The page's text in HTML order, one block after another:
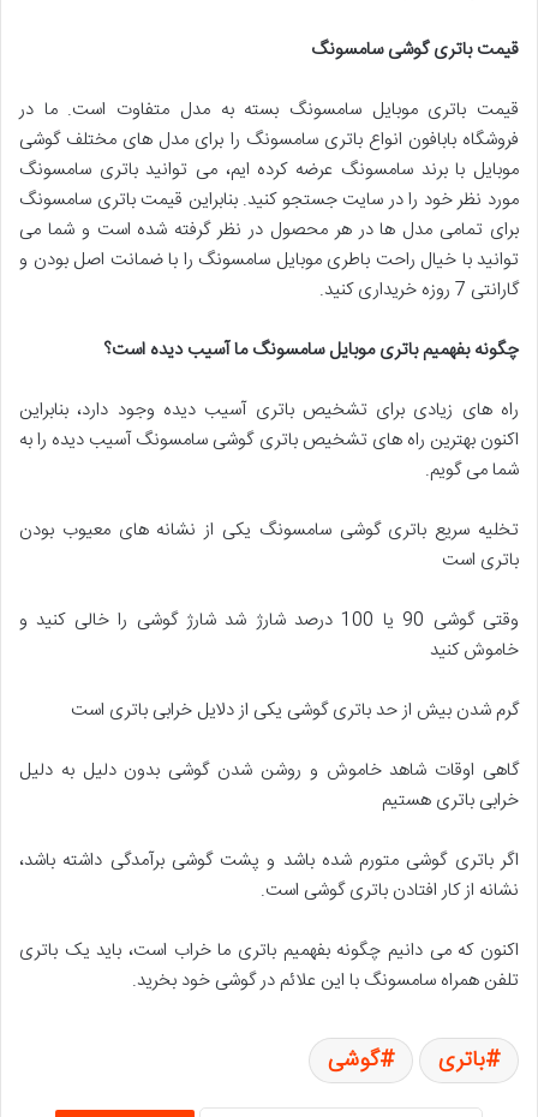
قیمت باتری گوشی سامسونگ
قیمت باتری موبایل سامسونگ بسته به مدل متفاوت است. ما در
فروشگاه بابافون انواع باتری سامسونگ را برای مدل های مختلف گوشی
موبایل با برند سامسونگ عرضه کرده ایم، می توانید باتری سامسونگ
مورد نظر خود را در سایت جستجو کنید. بنابراین قیمت باتری سامسونگ
برای تمامی مدل ها در هر محصول در نظر گرفته شده است و شما می
توانید با خیال راحت باطری موبایل سامسونگ را با ضمانت اصل بودن و
گارانتی 7 روزه خریداری کنید.
چگونه بفهمیم باتری موبایل سامسونگ ما آسیب دیده است؟
راه های زیادی برای تشخیص باتری آسیب دیده وجود دارد، بنابراین
اکنون بهترین راه های تشخیص باتری گوشی سامسونگ آسیب دیده را به
شما می گویم.
تخلیه سریع باتری گوشی سامسونگ یکی از نشانه های معیوب بودن
باتری است
وقتی گوشی 90 یا 100 درصد شارژ شد شارژ گوشی را خالی کنید و
خاموش کنید
گرم شدن بیش از حد باتری گوشی یکی از دلایل خرابی باتری است
گاهی اوقات شاهد خاموش و روشن شدن گوشی بدون دلیل به دلیل
خرابی باتری هستیم
اگر باتری گوشی متورم شده باشد و پشت گوشی برآمدگی داشته باشد،
نشانه از کار افتادن باتری گوشی است.
اکنون که می دانیم چگونه بفهمیم باتری ما خراب است، باید یک باتری
تلفن همراه سامسونگ با این علائم در گوشی خود بخرید.
باتری گوشی